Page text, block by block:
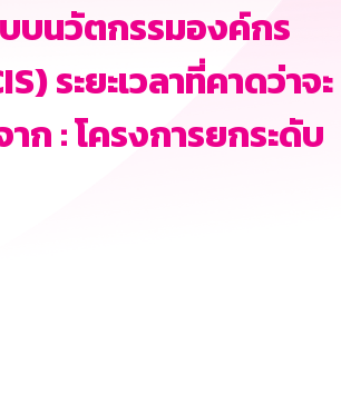
บนวัตกรรมองค์กร
ระยะเวลาที่คาดว่าจะ
ก : โครงการยกระดับ